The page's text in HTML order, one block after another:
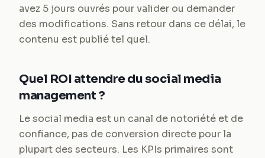
avez 5 jours ouvrés pour valider ou demander
des modifications. Sans retour dans ce délai, le
contenu est publié tel quel.
Quel ROI attendre du social media
management ?
Le social media est un canal de notoriété et de
confiance, pas de conversion directe pour la
plupart des secteurs. Les KPIs primaires sont